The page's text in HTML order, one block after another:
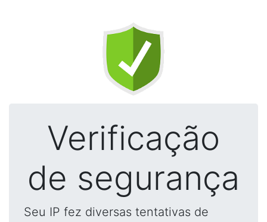
Verificação
de segurança
Seu IP fez diversas tentativas de